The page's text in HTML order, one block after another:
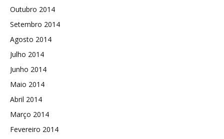
Outubro 2014
Setembro 2014
Agosto 2014
Julho 2014
Junho 2014
Maio 2014
Abril 2014
Março 2014
Fevereiro 2014